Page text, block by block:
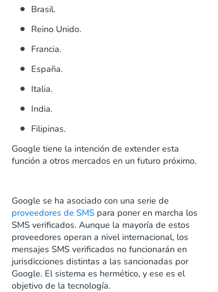
Brasil.
Reino Unido.
Francia.
España.
Italia.
India.
Filipinas.
Google tiene la intención de extender esta
función a otros mercados en un futuro próximo.
Google se ha asociado con una serie de
proveedores de SMS para poner en marcha los
SMS verificados. Aunque la mayoría de estos
proveedores operan a nivel internacional, los
mensajes SMS verificados no funcionarán en
jurisdicciones distintas a las sancionadas por
Google. El sistema es hermético, y ese es el
objetivo de la tecnología.